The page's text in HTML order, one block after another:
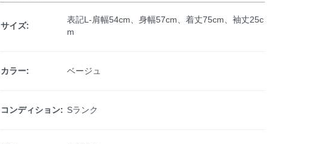
サイズ:
表記L-肩幅54cm、身幅57cm、着丈75cm、袖丈25c
m
カラー: ベージュ
コンディション: Sランク